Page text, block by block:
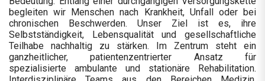
begleiten wir Menschen nach Krankheit, Unfall oder bei
chronischen Beschwerden. Unser Ziel ist es, ihre
Selbstständigkeit, Lebensqualität und gesellschaftliche
Teilhabe nachhaltig zu stärken. Im Zentrum steht ein
ganzheitlicher, patientenzentrierter Ansatz für
spezialisierte ambulante und stationäre Rehabilitation.